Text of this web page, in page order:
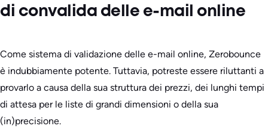
di convalida delle e-mail online
Come sistema di validazione delle e-mail online, Zerobounce
è indubbiamente potente. Tuttavia, potreste essere riluttanti a
provarlo a causa della sua struttura dei prezzi, dei lunghi tempi
di attesa per le liste di grandi dimensioni o della sua
(in)precisione.